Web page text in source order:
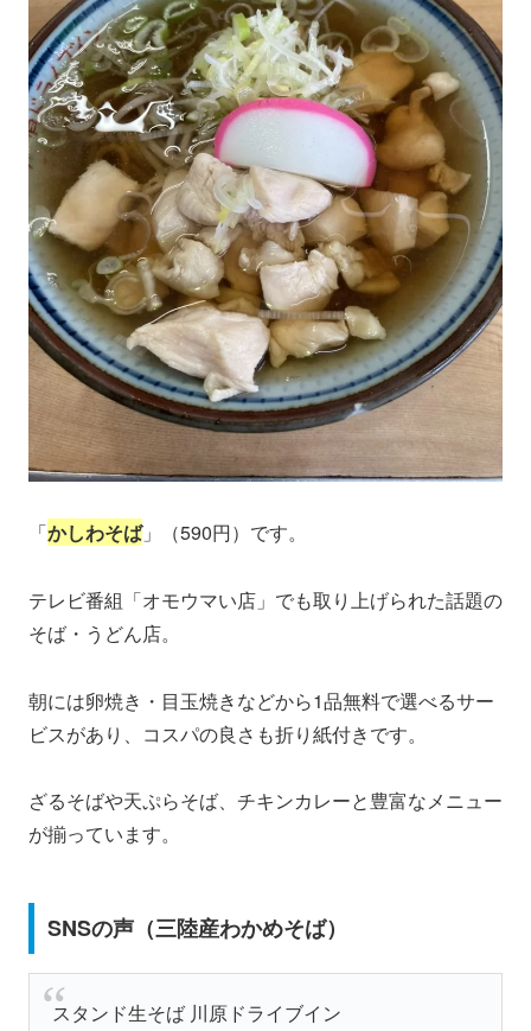
「かしわそば」（590円）です。
テレビ番組「オモウマい店」でも取り上げられた話題の
そば・うどん店。
朝には卵焼き・目玉焼きなどから1品無料で選べるサー
ビスがあり、コスパの良さも折り紙付きです。
ざるそばや天ぷらそば、チキンカレーと豊富なメニュー
が揃っています。
SNSの声（三陸産わかめそば）
スタンド生そば 川原ドライブイン